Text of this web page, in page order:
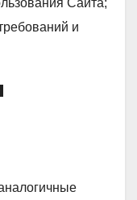
Сайта;
и